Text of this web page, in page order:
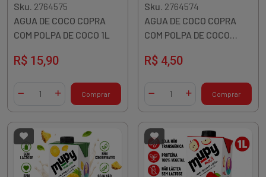
Sku. 2764575
AGUA DE COCO COPRA
COM POLPA DE COCO 1L
R$ 15,90
Diminuir QuantidadeAdicionar Quantidade
Comprar
Sku. 2764574
AGUA DE COCO COPRA
COM POLPA DE COCO
R$ 4,50
Diminuir QuantidadeAdicionar Quantidade
Comprar